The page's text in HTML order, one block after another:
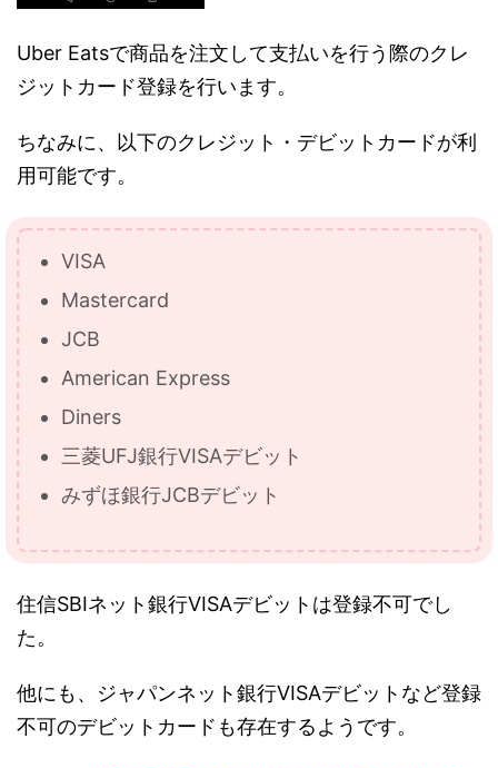
Uber Eatsで商品を注文して支払いを行う際のクレ
ジットカード登録を行います。
ちなみに、以下のクレジット・デビットカードが利
用可能です。
VISA
Mastercard
JCB
American Express
Diners
三菱UFJ銀行VISAデビット
みずほ銀行JCBデビット
住信SBIネット銀行VISAデビットは登録不可でし
た。
他にも、ジャパンネット銀行VISAデビットなど登録
不可のデビットカードも存在するようです。